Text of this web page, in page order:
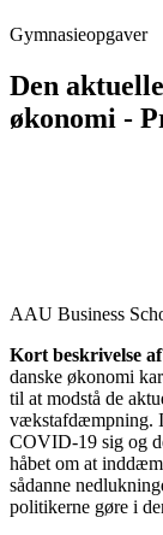
Gymnasieopgaver
Den
økonomi -
AAU Business
Kort beskrivelse
danske økonomi
til at modstå de
vækstafdæmpning. I
COVID-19 sig og
håbet om at
sådanne
politikerne gøre i